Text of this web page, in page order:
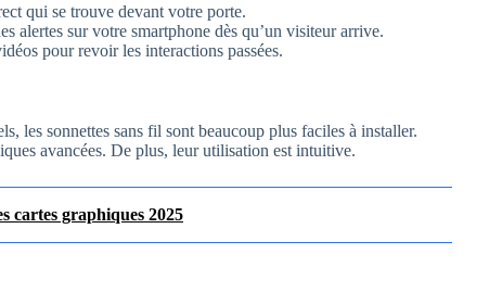
qui se trouve devant votre porte.
alertes sur votre smartphone dès qu’un visiteur arrive.
pour revoir les interactions passées.
les sonnettes sans fil sont beaucoup plus faciles à installer.
avancées. De plus, leur utilisation est intuitive.
cartes graphiques 2025